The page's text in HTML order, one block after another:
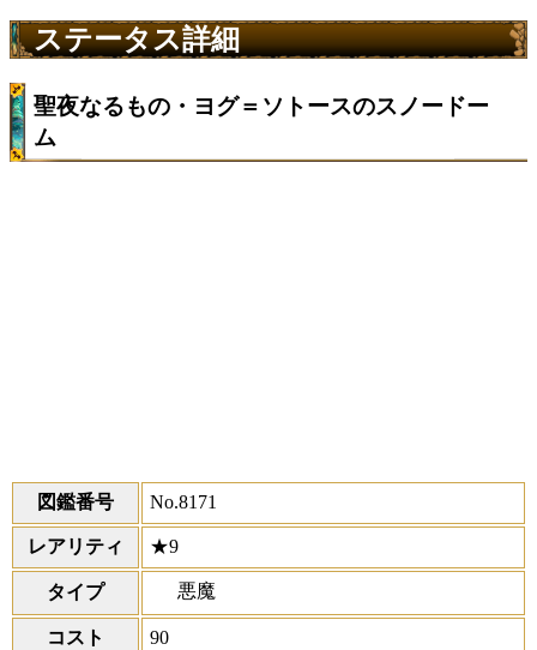
ステータス詳細
聖夜なるもの・ヨグ＝ソトースのスノードー
ム
図鑑番号 No.8171
レアリティ ★9
タイプ 悪魔
コスト 90